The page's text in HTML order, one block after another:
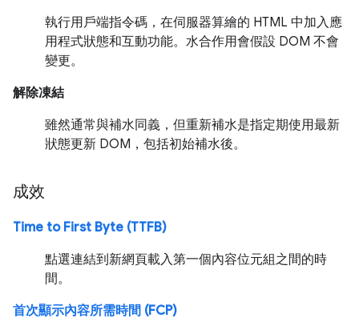
執行用戶端指令碼，在伺服器算繪的 HTML 中加入應
用程式狀態和互動功能。水合作用會假設 DOM 不會
變更。
解除凍結
雖然通常與補水同義，但重新補水是指定期使用最新
狀態更新 DOM，包括初始補水後。
成效
Time to First Byte (TTFB)
點選連結到新網頁載入第一個內容位元組之間的時
間。
首次顯示內容所需時間 (FCP)